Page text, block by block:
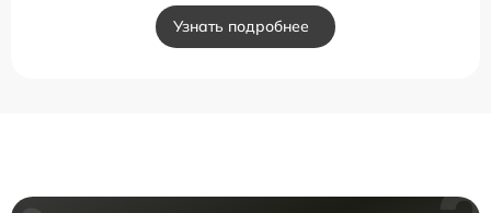
Узнать подробнее